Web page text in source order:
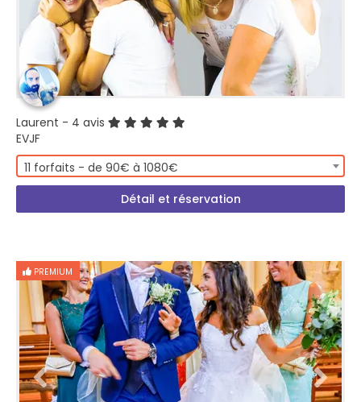
Laurent - 4 avis
EVJF
11 forfaits - de 90€ à 1080€
Détail et réservation
PREMIUM